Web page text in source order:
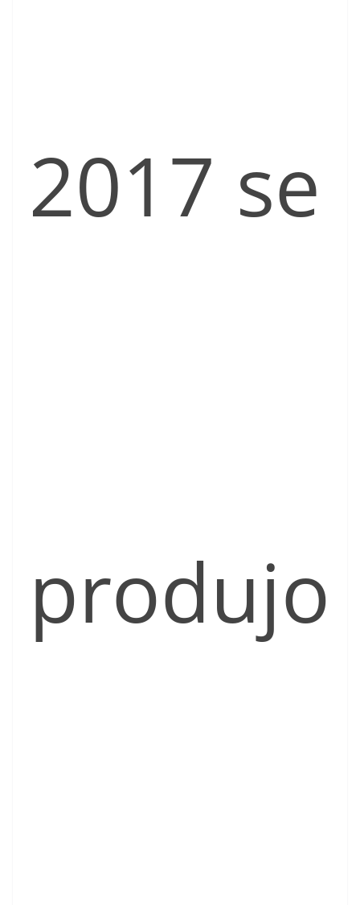
2017 se
produjo